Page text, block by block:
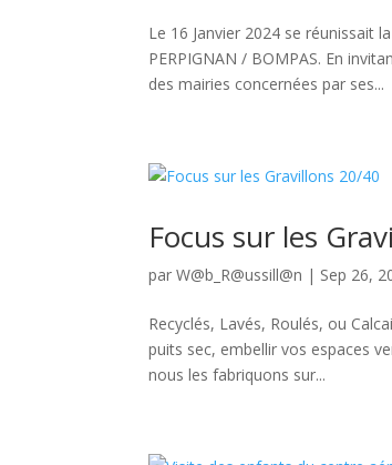
Le 16 Janvier 2024 se réunissait
PERPIGNAN / BOMPAS. En
des mairies concernées par ses...
Focus sur les
parW@b_R@ussill@n | Sep 26,
Recyclés, Lavés, Roulés, ou
puits sec, embellir vos espaces
nous les fabriquons sur...